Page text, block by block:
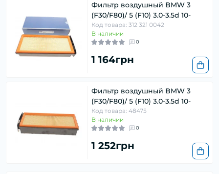
Фильтр воздушный BMW 3
(F30/F80)/ 5 (F10) 3.0-3.5d 10-
Код товара: 312 321 0042
В наличии
0
1 164грн
Фильтр воздушный BMW 3
(F30/F80)/ 5 (F10) 3.0-3.5d 10-
Код товара: 48475
В наличии
0
1 252грн